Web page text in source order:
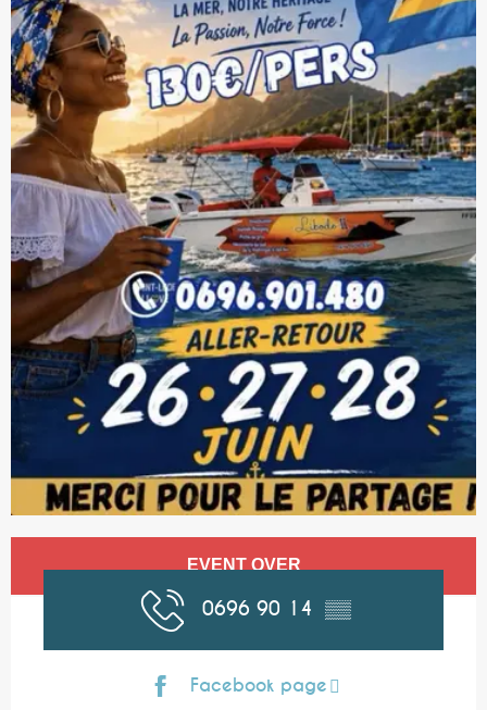
Opening hours & contact details
EVENT OVER
0696 90 14 ▒▒
Facebook page